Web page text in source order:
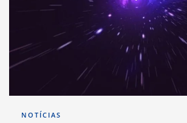
NOTÍCIAS